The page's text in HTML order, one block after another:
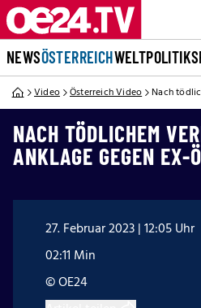
NEWSÖSTERREICHWELTPOLITIK
Video Österreich Video Nach
NACH TÖDLICHEM
ANKLAGE GEGEN EX-
27. Februar 2023 | 12:05 Uhr
02:11 Min
© OE24